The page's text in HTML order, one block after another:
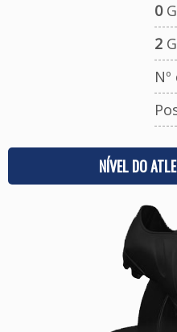
0
2
NÍVEL DO